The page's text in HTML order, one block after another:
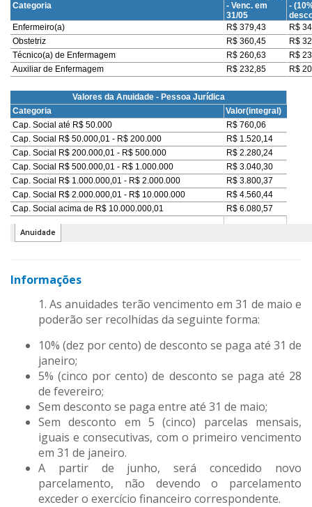
Informações
1. As anuidades terão vencimento em 31 de maio e
poderão ser recolhidas da seguinte forma:
10% (dez por cento) de desconto se paga até 31 de
janeiro;
5% (cinco por cento) de desconto se paga até 28
de fevereiro;
Sem desconto se paga entre até 31 de maio;
Sem desconto em 5 (cinco) parcelas mensais,
iguais e consecutivas, com o primeiro vencimento
em 31 de janeiro.
A partir de junho, será concedido novo
parcelamento, não devendo o parcelamento
exceder o exercício financeiro correspondente.